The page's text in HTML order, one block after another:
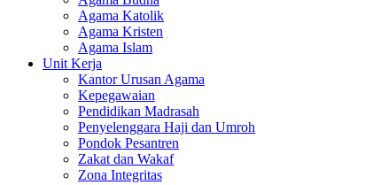
Agama Katolik
Agama Kristen
Agama Islam
Unit Kerja
Kantor Urusan Agama
Kepegawaian
Pendidikan Madrasah
Penyelenggara Haji dan Umroh
Pondok Pesantren
Zakat dan Wakaf
Zona Integritas